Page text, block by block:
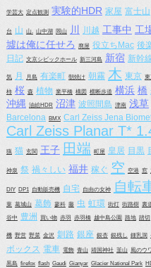
学芸大 定点観測 実験的HDR 家屋 富士山
台 山 山. 山中湖 岡山 川 川越 工事中 工
墟は俺に任せろ
廃屋 役立ちMac 後
日記 文京シビックホール 新三河島 新宿 新幹
気 月 月島 有楽町 朝焼け 朝霧 木 東京 東
柿 桜 森 植物 業平橋 構図 横断歩道 横浜 橋
沖縄 油絵HDR 沼津 波照間島 津南 浅草
Barcelona BMX Carl Zeiss Jena
Carl Zeiss Planar T*
猟 猫 玄関 王子 田端 町屋 皇居 目黒
神泉 祭 禍々しい 福井 稼ぐ 空 空港 窓
DIY DP1 自動販売機 自宅 自由の女神 自転
葉 葛城山 葛飾 蓼科 藤 虫 虹環 街灯 街路樹 裏
谷中 豊洲 買い物 赤羽 赤羽橋 越中島公園 路地 踏切
機 野営 野菜 金沢 釧路 銀座 銀杏 銀残し 鍾乳洞
ボックス 電車 電飾 青山 靖国神社 韮山 風のウ
黒島 firefox flash Gaudi Gianyar Glacier National Park